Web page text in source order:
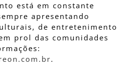
está em constante
apresentando
de entretenimento
prol das comunidades
.